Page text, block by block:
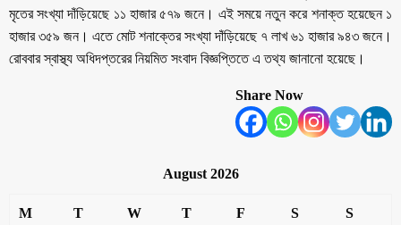
মৃতের সংখ্যা দাঁড়িয়েছে ১১ হাজার ৫৭৯ জনে। এই সময়ে নতুন করে শনাক্ত হয়েছেন ১
হাজার ৩৫৯ জন। এতে মোট শনাক্তের সংখ্যা দাঁড়িয়েছে ৭ লাখ ৬১ হাজার ৯৪৩ জনে।
রোববার স্বাস্থ্য অধিদপ্তরের নিয়মিত সংবাদ বিজ্ঞপ্তিতে এ তথ্য জানানো হয়েছে।
Share Now
August 2026
M T W T F S S